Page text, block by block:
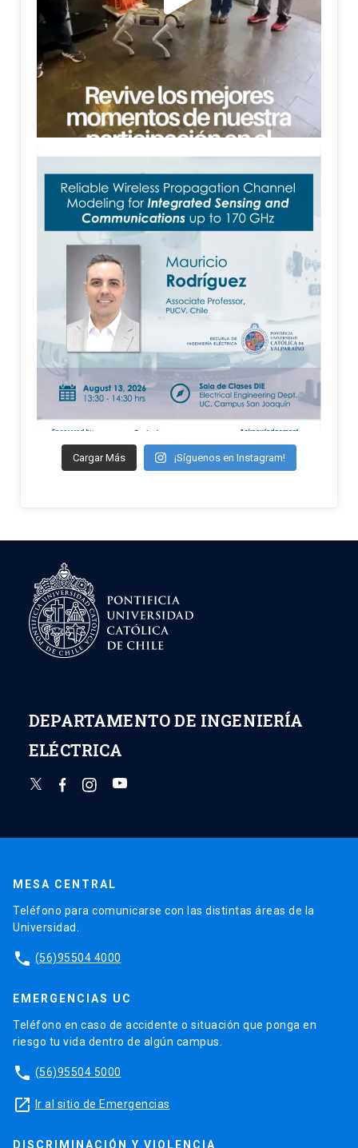
Cargar Más ¡Síguenos en Instagram!
DEPARTAMENTO DE INGENIERÍA
ELÉCTRICA
MESA CENTRAL
Teléfono para comunicarse con las distintas áreas de la
Universidad.
phone (56)95504 4000
EMERGENCIAS UC
Teléfono en caso de accidente o situación que ponga en
riesgo tu vida dentro de algún campus.
phone (56)95504 5000
launch Ir al sitio de Emergencias
DISCRIMINACIÓN Y VIOLENCIA